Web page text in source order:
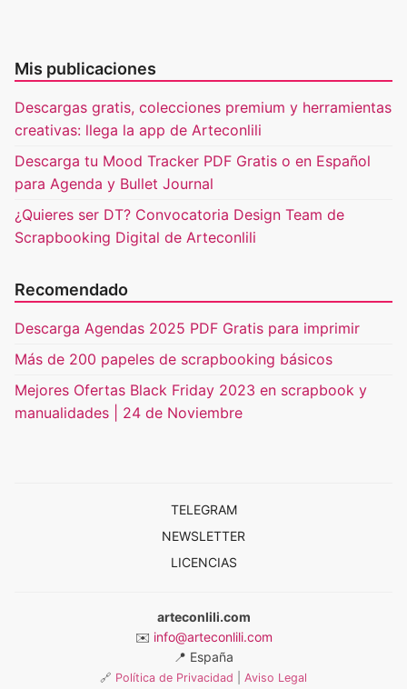
Mis publicaciones
Descargas gratis, colecciones premium y herramientas
creativas: llega la app de Arteconlili
Descarga tu Mood Tracker PDF Gratis o en Español
para Agenda y Bullet Journal
¿Quieres ser DT? Convocatoria Design Team de
Scrapbooking Digital de Arteconlili
Recomendado
Descarga Agendas 2025 PDF Gratis para imprimir
Más de 200 papeles de scrapbooking básicos
Mejores Ofertas Black Friday 2023 en scrapbook y
manualidades | 24 de Noviembre
TELEGRAM
NEWSLETTER
LICENCIAS
arteconlili.com
✉️ info@arteconlili.com
📍 España
🔗 Política de Privacidad Aviso Legal